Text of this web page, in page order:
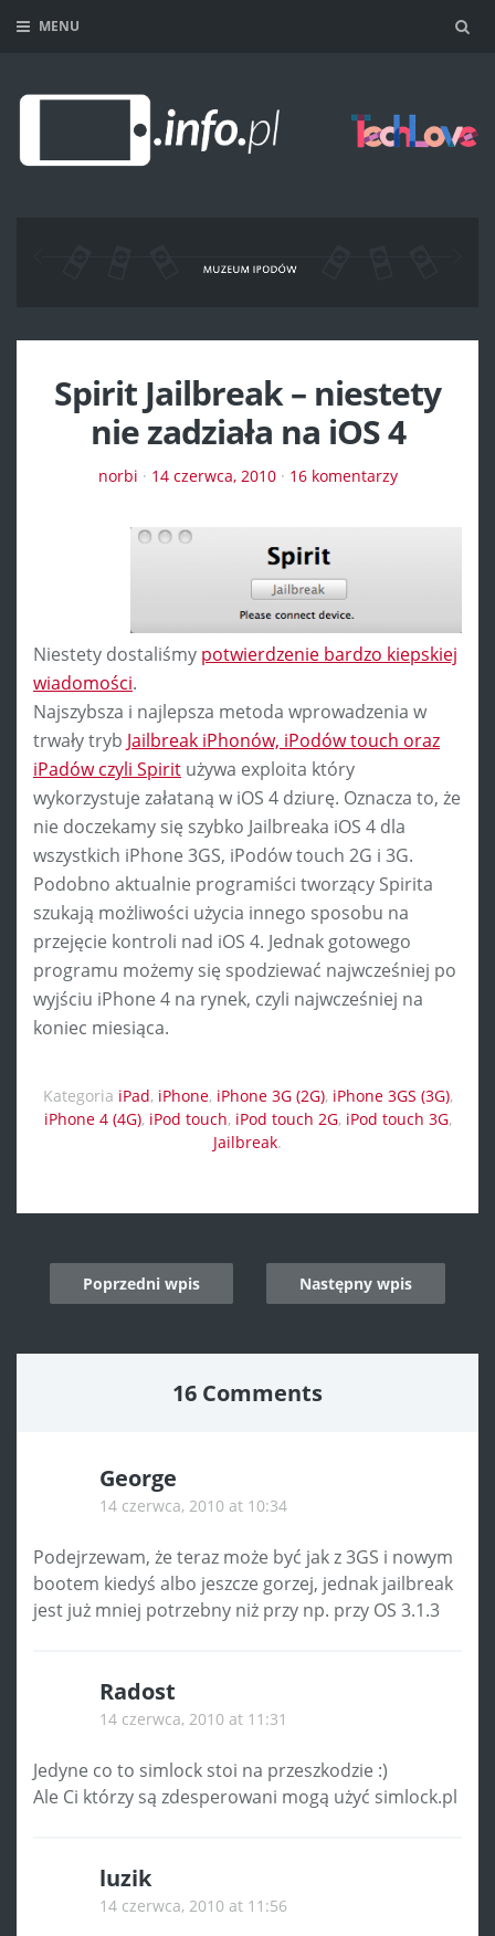
MENU
Spirit Jailbreak – niestety
nie zadziała na iOS 4
norbi · 14 czerwca, 2010· 16 komentarzy
Niestety dostaliśmy potwierdzenie bardzo kiepskiej
wiadomości.
Najszybsza i najlepsza metoda wprowadzenia w
trwały tryb Jailbreak iPhonów, iPodów touch oraz
iPadów czyli Spirit używa exploita który
wykorzystuje załataną w iOS 4 dziurę. Oznacza to, że
nie doczekamy się szybko Jailbreaka iOS 4 dla
wszystkich iPhone 3GS, iPodów touch 2G i 3G.
Podobno aktualnie programiści tworzący Spirita
szukają możliwości użycia innego sposobu na
przejęcie kontroli nad iOS 4. Jednak gotowego
programu możemy się spodziewać najwcześniej po
wyjściu iPhone 4 na rynek, czyli najwcześniej na
koniec miesiąca.
Kategoria iPad, iPhone, iPhone 3G (2G), iPhone 3GS (3G),
iPhone 4 (4G), iPod touch, iPod touch 2G, iPod touch 3G,
Jailbreak.
Post
navigation
Poprzedni wpis Następny wpis
16 Comments
George
14 czerwca, 2010 at 10:34
Podejrzewam, że teraz może być jak z 3GS i nowym
bootem kiedyś albo jeszcze gorzej, jednak jailbreak
jest już mniej potrzebny niż przy np. przy OS 3.1.3
Radost
14 czerwca, 2010 at 11:31
Jedyne co to simlock stoi na przeszkodzie :)
Ale Ci którzy są zdesperowani mogą użyć simlock.pl
luzik
14 czerwca, 2010 at 11:56